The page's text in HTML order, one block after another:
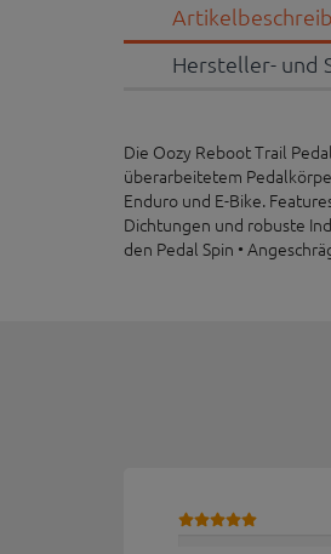
Hersteller- und
Die Oozy Reboot Trail
überarbeitetem
Enduro und E-Bike.
Dichtungen und robuste
den Pedal Spin •